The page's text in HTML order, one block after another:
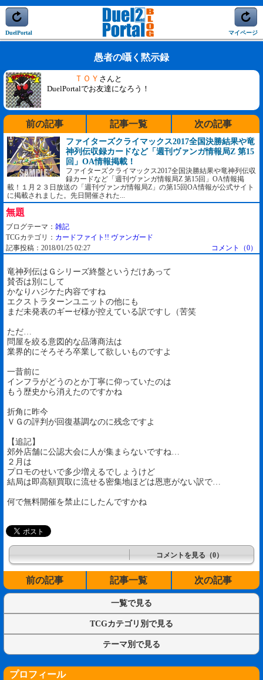
DuelPortal マイページ
愚者の囁く黙示録
ＴＯＹ さんと
DuelPortalでお友達になろう！
前の記事 記事一覧 次の記事
ファイターズクライマックス2017全国決勝結果や竜
神列伝収録カードなど「週刊ヴァンガ情報局Z 第15
回」OA情報掲載！
ファイターズクライマックス2017全国決勝結果や竜神列伝収
録カードなど「週刊ヴァンガ情報局Z 第15回」OA情報掲
載！１月２３日放送の「週刊ヴァンガ情報局Z」の第15回OA情報が公式サイト
に掲載されました。先日開催された...
無題
ブログテーマ： 雑記
TCGカテゴリ： カードファイト!! ヴァンガード
記事投稿：2018/01/25 02:27
コメント（0）
竜神列伝はＧシリーズ終盤というだけあって
賛否は別にして
かなりハジケた内容ですね
エクストラターンユニットの他にも
まだ未発表のギーゼ様が控えている訳ですし（苦笑
ただ…
問屋を絞る意図的な品薄商法は
業界的にそろそろ卒業して欲しいものですよ
一昔前に
インフラがどうのとか丁寧に仰っていたのは
もう歴史から消えたのですかね
折角に昨今
ＶＧの評判が回復基調なのに残念ですよ
【追記】
郊外店舗に公認大会に人が集まらないですね…
２月は
プロモのせいで多少増えるでしょうけど
結局は即高額買取に流せる密集地ほどは恩恵がない訳で…
何で無料開催を禁止にしたんですかね
コメントを見る（0）
前の記事 記事一覧 次の記事
一覧で見る
TCGカテゴリ別で見る
テーマ別で見る
プロフィール